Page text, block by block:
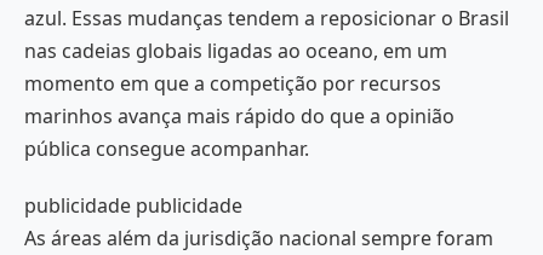
azul. Essas mudanças tendem a reposicionar o Brasil
nas cadeias globais ligadas ao oceano, em um
momento em que a competição por recursos
marinhos avança mais rápido do que a opinião
pública consegue acompanhar.
publicidade publicidade
As áreas além da jurisdição nacional sempre foram